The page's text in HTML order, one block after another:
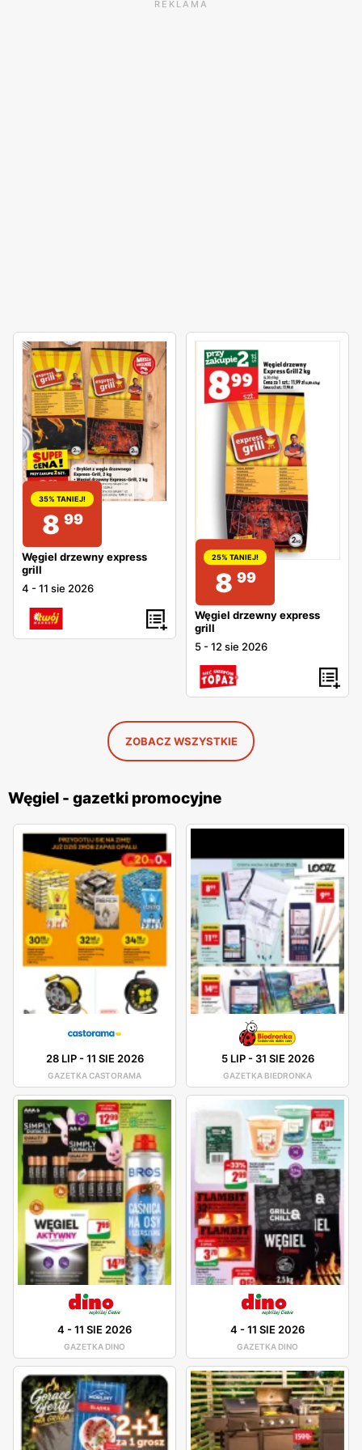
REKLAMA
35% TANIEJ!
8 99
Węgiel drzewny express
grill
4 -11 sie 2026
25% TANIEJ!
8 99
Węgiel drzewny express
grill
5 -12 sie 2026
ZOBACZ WSZYSTKIE
Węgiel - gazetki promocyjne
28 LIP-11 SIE 2026
GAZETKA CASTORAMA
5 LIP- 31 SIE 2026
GAZETKA BIEDRONKA
4 -11 SIE 2026
GAZETKA DINO
4 -11 SIE 2026
GAZETKA DINO